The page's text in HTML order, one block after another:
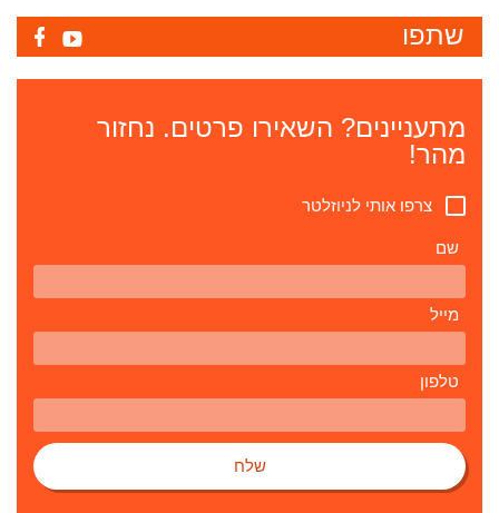
שתפו
מתעניינים? השאירו פרטים. נחזור
מהר!
צרפו אותי לניוזלטר
שם
מייל
טלפון
שלח